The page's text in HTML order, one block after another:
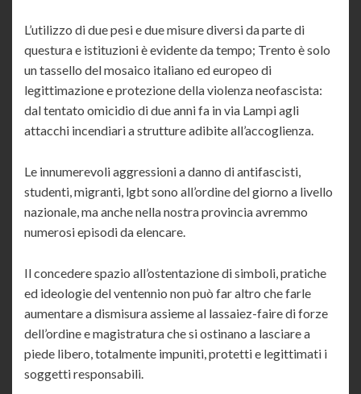
L’utilizzo di due pesi e due misure diversi da parte di
questura e istituzioni è evidente da tempo; Trento è solo
un tassello del mosaico italiano ed europeo di
legittimazione e protezione della violenza neofascista:
dal tentato omicidio di due anni fa in via Lampi agli
attacchi incendiari a strutture adibite all’accoglienza.
Le innumerevoli aggressioni a danno di antifascisti,
studenti, migranti, lgbt sono all’ordine del giorno a livello
nazionale, ma anche nella nostra provincia avremmo
numerosi episodi da elencare.
Il concedere spazio all’ostentazione di simboli, pratiche
ed ideologie del ventennio non può far altro che farle
aumentare a dismisura assieme al lassaiez-faire di forze
dell’ordine e magistratura che si ostinano a lasciare a
piede libero, totalmente impuniti, protetti e legittimati i
soggetti responsabili.